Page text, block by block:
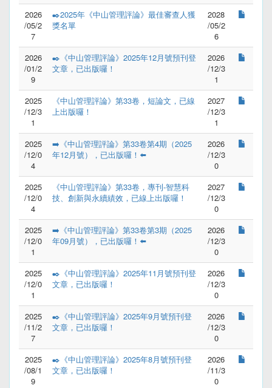
2026
/05/2
7
✒️2025年《中山管理評論》最佳審查人獲
獎名單
2028
/05/2
6
2026
/01/2
9
✒️《中山管理評論》2025年12月號預刊登
文章，已出版囉！
2026
/12/3
1
2025
/12/3
1
《中山管理評論》第33卷，短論文，已線
上出版囉！
2027
/12/3
1
2025
/12/0
4
➡️《中山管理評論》第33卷第4期（2025
年12月號），已出版囉！⬅️
2026
/12/3
0
2025
/12/0
4
《中山管理評論》第33卷，專刊-智慧科
技、創新與永續績效，已線上出版囉！
2027
/12/3
0
2025
/12/0
1
➡️《中山管理評論》第33卷第3期（2025
年09月號），已出版囉！⬅️
2026
/12/3
0
2025
/12/0
1
✒️《中山管理評論》2025年11月號預刊登
文章，已出版囉！
2026
/12/3
0
2025
/11/2
7
✒️《中山管理評論》2025年9月號預刊登
文章，已出版囉！
2026
/12/3
0
2025
/08/1
9
✒️《中山管理評論》2025年8月號預刊登
文章，已出版囉！
2026
/11/3
0